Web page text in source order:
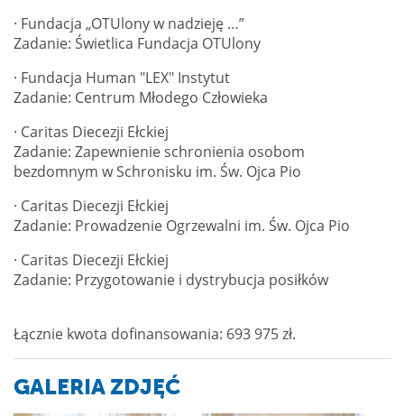
· Fundacja „OTUlony w nadzieję …”
Zadanie: Świetlica Fundacja OTUlony
· Fundacja Human "LEX" Instytut
Zadanie: Centrum Młodego Człowieka
· Caritas Diecezji Ełckiej
Zadanie: Zapewnienie schronienia osobom
bezdomnym w Schronisku im. Św. Ojca Pio
· Caritas Diecezji Ełckiej
Zadanie: Prowadzenie Ogrzewalni im. Św. Ojca Pio
· Caritas Diecezji Ełckiej
Zadanie: Przygotowanie i dystrybucja posiłków
Łącznie kwota dofinansowania: 693 975 zł.
GALERIA ZDJĘĆ